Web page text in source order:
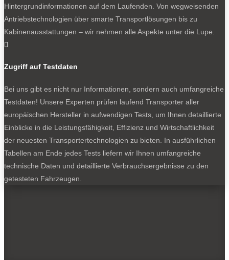
Hintergrundinformationen auf dem Laufenden. Von wegweisenden
Antriebstechnologien über smarte Transportlösungen bis zu
Kabinenausstattungen – wir nehmen alle Aspekte unter die Lupe.

Zugriff auf Testdaten
Bei uns gibt es nicht nur Informationen, sondern auch umfangreiche
Testdaten! Unsere Experten prüfen laufend Transporter aller
europäischen Hersteller in aufwendigen Tests, um Ihnen detaillierte
Einblicke in die Leistungsfähigkeit, Effizienz und Wirtschaftlichkeit
der neuesten Transportertechnologien zu bieten. In ausführlichen
Tabellen am Ende jedes Tests liefern wir Ihnen umfangreiche
technische Daten und detaillierte Verbrauchsergebnisse zu den
getesteten Fahrzeugen.